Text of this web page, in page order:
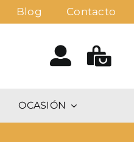
Blog Contacto
OCASIÓN